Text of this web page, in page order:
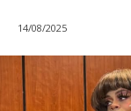
14/08/2025